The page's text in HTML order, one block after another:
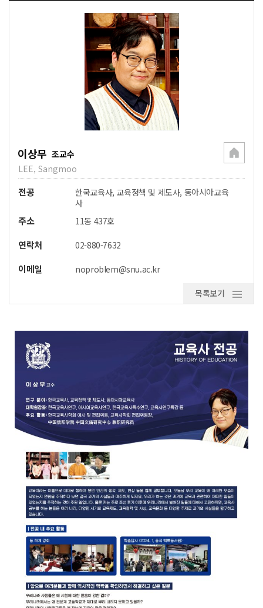
이상무 조교수
LEE, Sangmoo
전공
한국교육사, 교육정책 및 제도사, 동아시아교육
사
주소 11동 437호
연락처 02-880-7632
이메일 noproblem@snu.ac.kr
목록보기